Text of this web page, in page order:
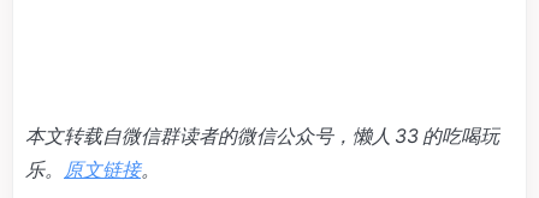
本文转载自微信群读者的微信公众号，懒人 33 的吃喝玩
乐。 原文链接。